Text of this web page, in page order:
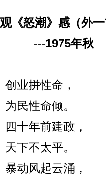
观《怒潮》感（外
---1975年秋
创业拼性命，
为民性命倾。
四十年前建政，
天下不太平。
暴动风起云涌，